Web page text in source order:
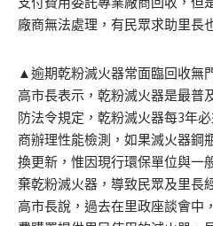
廠商無法處理，有民眾求助里長
▲逾期乾粉滅火器常面臨回收無
高市長表示，乾粉滅火器是最普
防法令規定，乾粉滅火器每3年
商辦理性能檢測，如果滅火器鋼
換更新，惟因現行環保單位與一
棄乾粉滅火器，導致民眾及里長
高市長說，過去在里政座談會中